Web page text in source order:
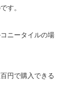
す。
ニータイルの場
円で購入できる